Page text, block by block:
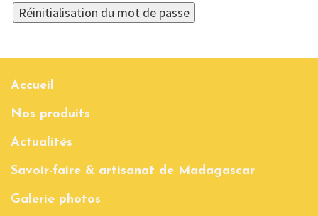
Réinitialisation du mot de passe
Accueil
Nos produits
Actualités
Savoir-faire & artisanat de Madagascar
Galerie photos